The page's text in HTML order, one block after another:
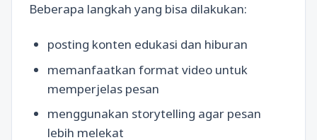
Beberapa langkah yang bisa dilakukan:
posting konten edukasi dan hiburan
memanfaatkan format video untuk
memperjelas pesan
menggunakan storytelling agar pesan
lebih melekat